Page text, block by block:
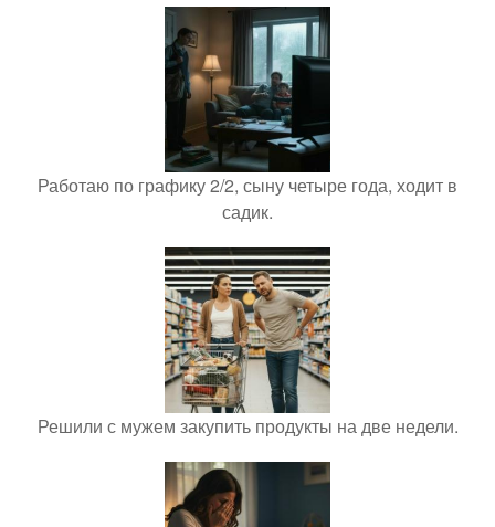
Работаю по графику 2/2, сыну четыре года, ходит в
садик.
Решили с мужем закупить продукты на две недели.